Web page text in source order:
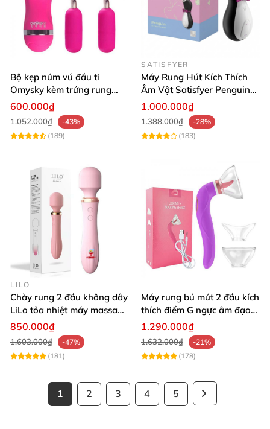
Bộ kẹp núm vú đầu ti
Omysky kèm trứng rung
kích thích ngực nhũ hoa và
600.000₫
1.052.000₫
-43%
(189)
SATISFYER
Máy Rung Hút Kích Thích
Âm Vật Satisfyer Penguin
Chính Hãng Đức Công Nghệ
1.000.000₫
1.388.000₫
-28%
(183)
LILO
Chày rung 2 đầu không dây
LiLo tỏa nhiệt máy massage
điểm G cao cấp
850.000₫
1.603.000₫
-47%
(181)
Máy rung bú mút 2 đầu kích
thích điểm G ngực âm đạo
tăng khoái cảm
1.290.000₫
1.632.000₫
-21%
(178)
1 2 3 4 5